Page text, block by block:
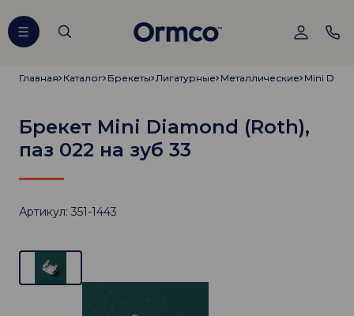
Главная
Главная Каталог
Каталог Брекеты
Брекеты Лигатурные
Лигатурные Металлические
Металлические Mini
Mini
Брекет Mini Diamond (Roth),
паз 022 на зуб 33
Артикул: 351-1443